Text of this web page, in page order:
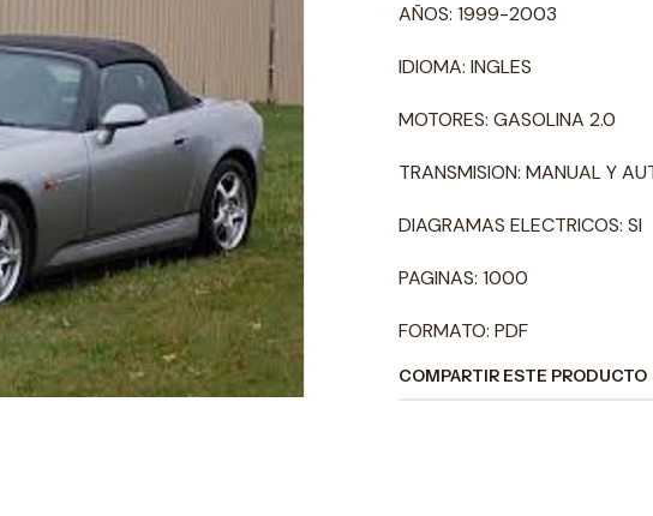
AÑOS: 1999-2003
IDIOMA: INGLES
MOTORES: GASOLINA 2.0
TRANSMISION: MANUAL Y
DIAGRAMAS ELECTRICOS: SI
PAGINAS: 1000
FORMATO: PDF
COMPARTIR ESTE PRODUCTO